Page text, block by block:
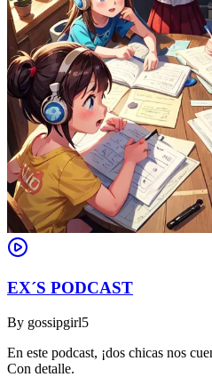
EX´S PODCAST
By gossipgirl5
En este podcast, ¡dos chicas nos
Con detalle.